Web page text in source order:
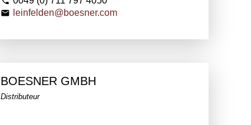
leinfelden@boesner.com
BOESNER GMBH
Distributeur